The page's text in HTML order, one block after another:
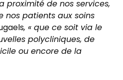
proximité de nos services,
nos patients aux soins
, « que ce soit via le
polycliniques, de
ou encore de la